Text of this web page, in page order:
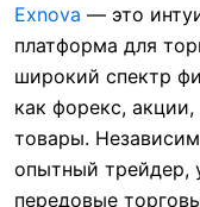
Exnova — это
платформа для
широкий спектр
как форекс,
товары.
опытный трейдер,
передовые